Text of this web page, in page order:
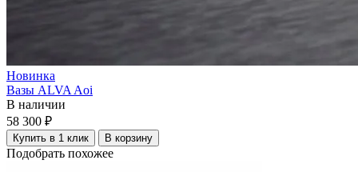
Новинка
Вазы ALVA Aoi
В наличии
58 300 ₽
Купить в 1 клик В корзину
Подобрать похожее